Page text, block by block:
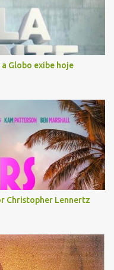
Globo exibe hoje
Christopher Lennertz